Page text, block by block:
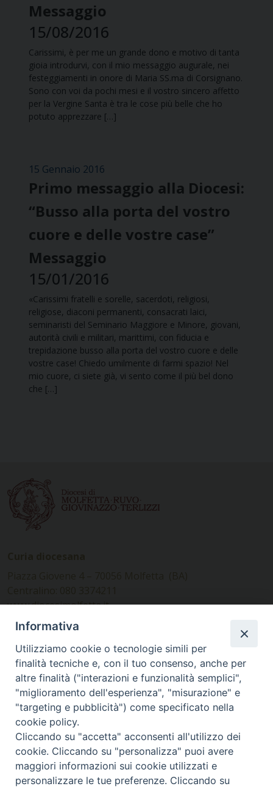
Messaggio
15/08/2016
Carissimi, è per me un grande dono e motivo di tanta
gioia introdurvi, con il mio messaggio augurale, nei
fes­teggiamenti in onore di Maria SS.ma di Corsignano.
Sono con voi da pochi mesi e il vostro sincero affetto
per la Vergine Santa è tra le cose più belle che ho
potuto apprezzare […]
15 Gennaio 2016
Primo messaggio alla Diocesi:
“Busso alla porta del vostro
cuore e delle vostre case”
Messaggio
15/01/2016
«Carissimi fratelli e sorelle, sacerdoti, religiosi,
religiose, diaconi permanenti, consacrati laici,
seminaristi del Seminario Maggiore e Minore, giovani,
autorità civili e militari, marittimi, con fiducia e
trepidazione busso alla porta del vostro cuore e delle
vostre case! Chiedo umilmente di farmi spazio! Nel
mio cuore, ci siete già, vi sento come il più bel dono
che […]
www.diocesimolfetta.it –
diocesimolfetta@pec.chiesacattolica.it
Ufficio Comunicazioni sociali
Piazza Giovene 4 – 70056 Molfetta (BA)
comunicazionisociali@diocesimolfetta.it
SEGUICI SU
Facebook
Instagram
X YouTube
Feed
Informativa
Utilizziamo cookie o tecnologie simili per
finalità tecniche e, con il tuo consenso, anche per
altre finalità ("interazioni e funzionalità semplici",
"miglioramento dell'esperienza", "misurazione" e
"targeting e pubblicità") come specificato nella
cookie policy.
Cliccando su "accetta" acconsenti all'utilizzo dei
cookie. Cliccando su "personalizza" puoi avere
maggiori informazioni sui cookie utilizzati e
personalizzare le tue preferenze. Cliccando su